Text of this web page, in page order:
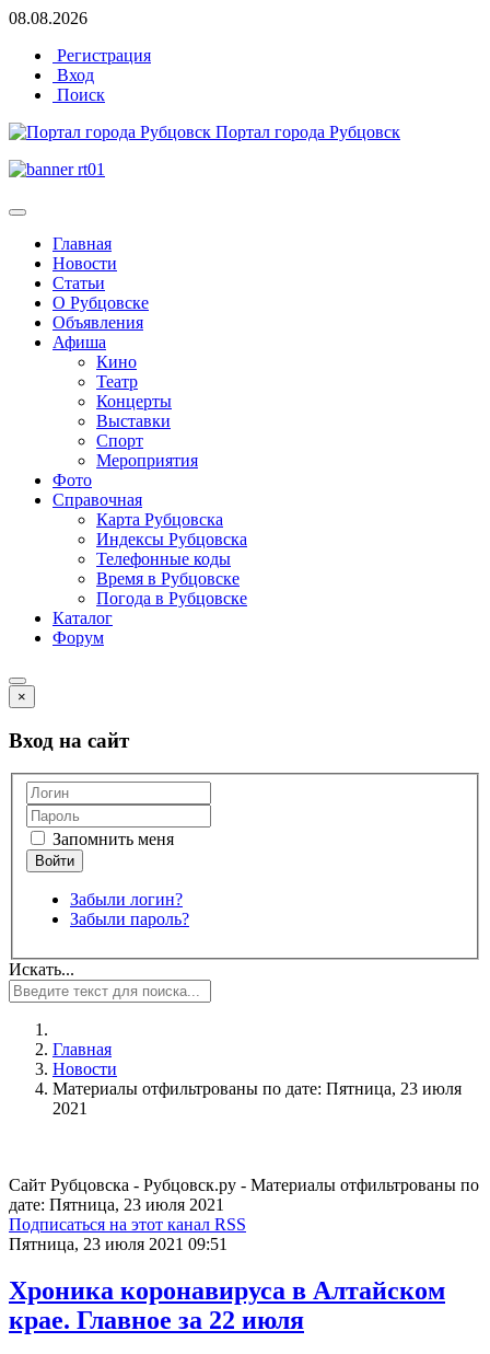
08.08.2026
Регистрация
Вход
Поиск
Портал города Рубцовск
Главная
Новости
Статьи
О Рубцовске
Объявления
Афиша
Кино
Театр
Концерты
Выставки
Спорт
Мероприятия
Фото
Справочная
Карта Рубцовска
Индексы Рубцовска
Телефонные коды
Время в Рубцовске
Погода в Рубцовске
Каталог
Форум
×
Вход на сайт
Запомнить меня
Забыли логин?
Забыли пароль?
Искать...
Главная
Новости
Материалы отфильтрованы по дате: Пятница, 23 июля
2021
Сайт Рубцовска - Рубцовск.ру - Материалы отфильтрованы по
дате: Пятница, 23 июля 2021
Подписаться на этот канал RSS
Пятница, 23 июля 2021 09:51
Хроника коронавируса в Алтайском
крае. Главное за 22 июля